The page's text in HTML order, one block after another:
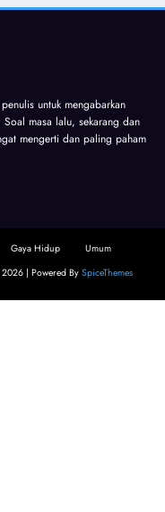
untuk mengabarkan
Soal masa lalu, sekarang dan
mengerti dan paling paham
Gaya Hidup
Umum
2026 | Powered By SpiceThemes